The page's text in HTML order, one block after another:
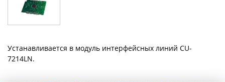
Устанавливается в модуль интерфейсных линий CU-
7214LN.